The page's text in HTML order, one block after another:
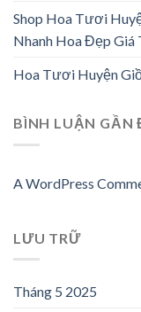
Shop Hoa Tươi
Nhanh Hoa Đẹp Giá
Hoa Tươi Huyện
BÌNH LUẬN GẦN
A WordPress
LƯU TRỮ
Tháng 5 2025